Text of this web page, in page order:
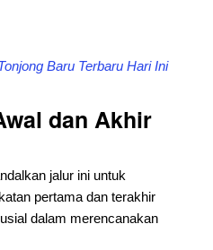
Baru Terbaru Hari Ini
dan Akhir
jalur ini untuk
pertama dan terakhir
dalam merencanakan